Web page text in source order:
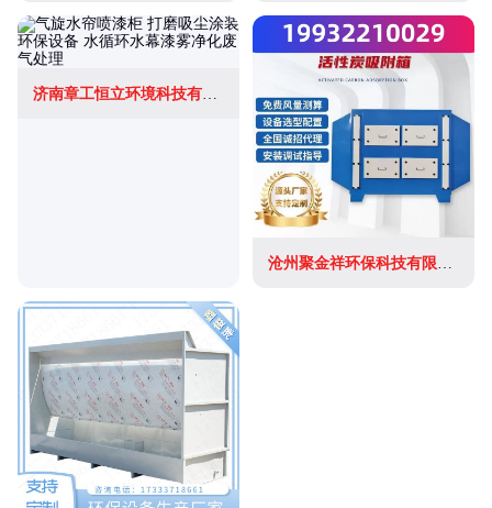
济南章工恒立环境科技有限公司
沧州聚金祥环保科技有限公司